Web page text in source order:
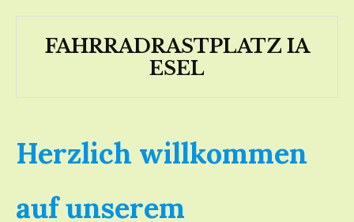
FAHRRADRASTPLATZ IA
ESEL
Herzlich willkommen
auf unserem